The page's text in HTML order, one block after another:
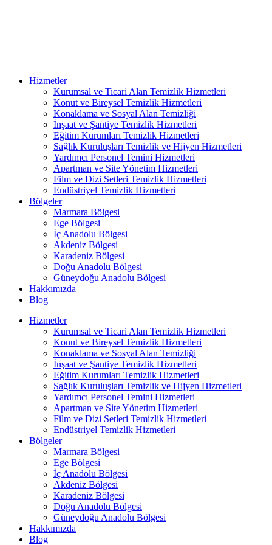
Hizmetler
Kurumsal ve Ticari Alan Temizlik Hizmetleri
Konut ve Bireysel Temizlik Hizmetleri
Konaklama ve Sosyal Alan Temizliği
İnşaat ve Şantiye Temizlik Hizmetleri
Eğitim Kurumları Temizlik Hizmetleri
Sağlık Kuruluşları Temizlik ve Hijyen Hizmetleri
Yardımcı Personel Temini Hizmetleri
Apartman ve Site Yönetim Hizmetleri
Film ve Dizi Setleri Temizlik Hizmetleri
Endüstriyel Temizlik Hizmetleri
Bölgeler
Marmara Bölgesi
Ege Bölgesi
İç Anadolu Bölgesi
Akdeniz Bölgesi
Karadeniz Bölgesi
Doğu Anadolu Bölgesi
Güneydoğu Anadolu Bölgesi
Hakkımızda
Blog
Hizmetler
Kurumsal ve Ticari Alan Temizlik Hizmetleri
Konut ve Bireysel Temizlik Hizmetleri
Konaklama ve Sosyal Alan Temizliği
İnşaat ve Şantiye Temizlik Hizmetleri
Eğitim Kurumları Temizlik Hizmetleri
Sağlık Kuruluşları Temizlik ve Hijyen Hizmetleri
Yardımcı Personel Temini Hizmetleri
Apartman ve Site Yönetim Hizmetleri
Film ve Dizi Setleri Temizlik Hizmetleri
Endüstriyel Temizlik Hizmetleri
Bölgeler
Marmara Bölgesi
Ege Bölgesi
İç Anadolu Bölgesi
Akdeniz Bölgesi
Karadeniz Bölgesi
Doğu Anadolu Bölgesi
Güneydoğu Anadolu Bölgesi
Hakkımızda
Blog